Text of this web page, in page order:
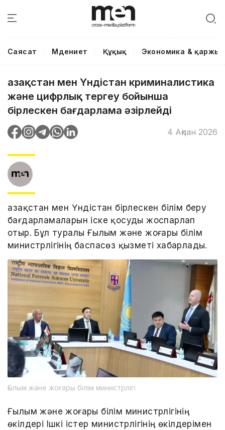
Саясат Мәдениет Құқық Экономика & қаржы
Қазақстан мен Үндістан криминалистика
және цифрлық тергеу бойынша
бірлескен бағдарлама әзірлейді
4 Ақпан 2026
Қазақстан мен Үндістан бірлескен білім беру
бағдарламаларын іске қосуды жоспарлап
отыр. Бұл туралы Ғылым және жоғары білім
министрлігінің баспасөз қызметі хабарлады.
Ғылым және жоғары білім министрлігі
Ғылым және жоғары білім министрлігінің
өкілдері Ішкі істер министрлігінің өкілдерімен